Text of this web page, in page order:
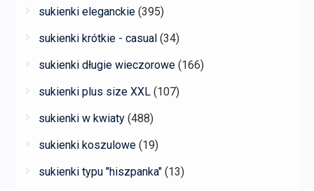
sukienki eleganckie (395)
sukienki krótkie - casual (34)
sukienki długie wieczorowe (166)
sukienki plus size XXL (107)
sukienki w kwiaty (488)
sukienki koszulowe (19)
sukienki typu "hiszpanka" (13)